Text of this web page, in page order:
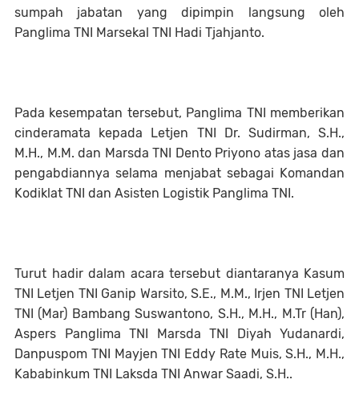
sumpah jabatan yang dipimpin langsung oleh
Panglima TNI Marsekal TNI Hadi Tjahjanto.
Pada kesempatan tersebut, Panglima TNI memberikan
cinderamata kepada Letjen TNI Dr. Sudirman, S.H.,
M.H., M.M. dan Marsda TNI Dento Priyono atas jasa dan
pengabdiannya selama menjabat sebagai Komandan
Kodiklat TNI dan Asisten Logistik Panglima TNI.
Turut hadir dalam acara tersebut diantaranya Kasum
TNI Letjen TNI Ganip Warsito, S.E., M.M., Irjen TNI Letjen
TNI (Mar) Bambang Suswantono, S.H., M.H., M.Tr (Han),
Aspers Panglima TNI Marsda TNI Diyah Yudanardi,
Danpuspom TNI Mayjen TNI Eddy Rate Muis, S.H., M.H.,
Kababinkum TNI Laksda TNI Anwar Saadi, S.H..